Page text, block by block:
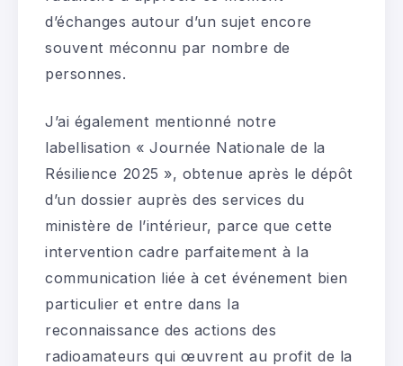
d’échanges autour d’un sujet encore
souvent méconnu par nombre de
personnes.
J’ai également mentionné notre
labellisation « Journée Nationale de la
Résilience 2025 », obtenue après le dépôt
d’un dossier auprès des services du
ministère de l’intérieur, parce que cette
intervention cadre parfaitement à la
communication liée à cet événement bien
particulier et entre dans la
reconnaissance des actions des
radioamateurs qui œuvrent au profit de la